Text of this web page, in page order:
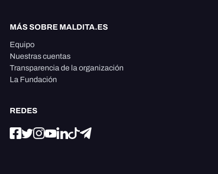
MÁS SOBRE MALDITA.ES
Equipo
Nuestras cuentas
Transparencia de la organización
La Fundación
REDES